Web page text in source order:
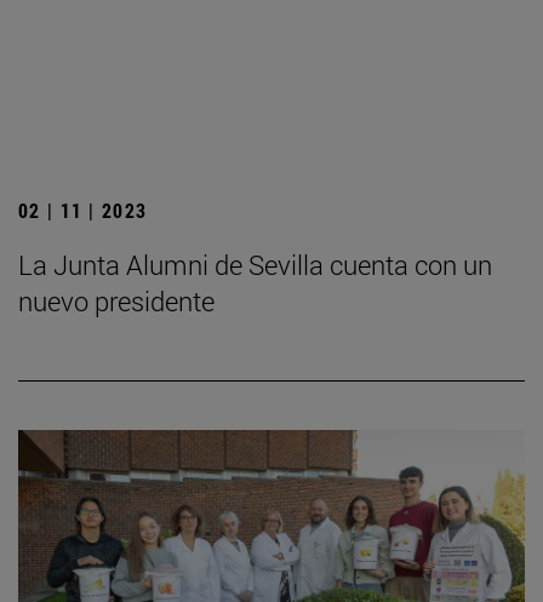
02 | 11 | 2023
La Junta Alumni de Sevilla cuenta con un
nuevo presidente